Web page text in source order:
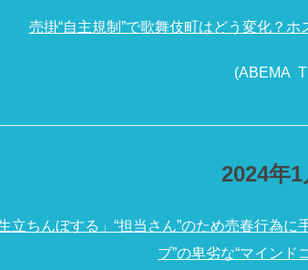
売掛“自主規制”で歌舞伎町はどう変化？
(ABEMA
2024年1
生立ちんぼする」“担当さん”のため売春行為
ブ”の卑劣な“マインド